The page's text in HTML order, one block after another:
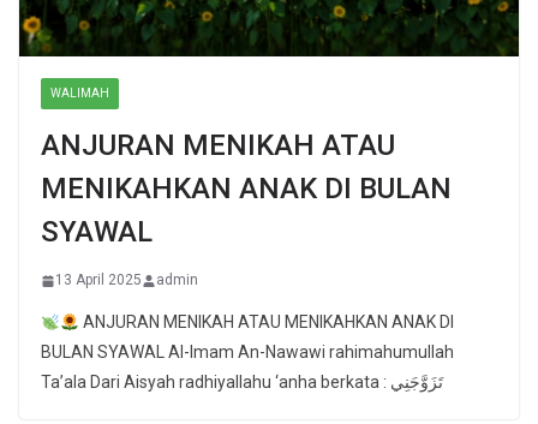
WALIMAH
ANJURAN MENIKAH ATAU
MENIKAHKAN ANAK DI BULAN
SYAWAL
13 April 2025 admin
ANJURAN MENIKAH ATAU MENIKAHKAN ANAK DI
BULAN SYAWAL Al-Imam An-Nawawi rahimahumullah
Ta’ala Dari Aisyah radhiyallahu ‘anha berkata : تَزَوَّجَنِي